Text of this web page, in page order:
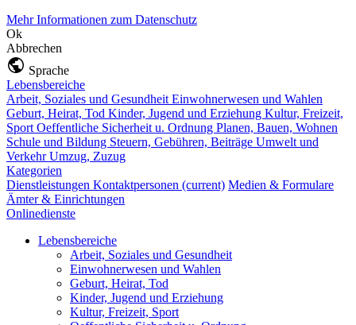
Mehr Informationen zum Datenschutz
Ok
Abbrechen
Sprache
Lebensbereiche
Arbeit, Soziales und Gesundheit Einwohnerwesen und Wahlen
Geburt, Heirat, Tod Kinder, Jugend und Erziehung Kultur, Freizeit,
Sport Oeffentliche Sicherheit u. Ordnung Planen, Bauen, Wohnen
Schule und Bildung Steuern, Gebühren, Beiträge Umwelt und
VerkehrUmzug, Zuzug
Kategorien
Dienstleistungen Kontaktpersonen (current) Medien & Formulare
Ämter & Einrichtungen
Onlinedienste
Lebensbereiche
Arbeit, Soziales und Gesundheit
Einwohnerwesen und Wahlen
Geburt, Heirat, Tod
Kinder, Jugend und Erziehung
Kultur, Freizeit, Sport